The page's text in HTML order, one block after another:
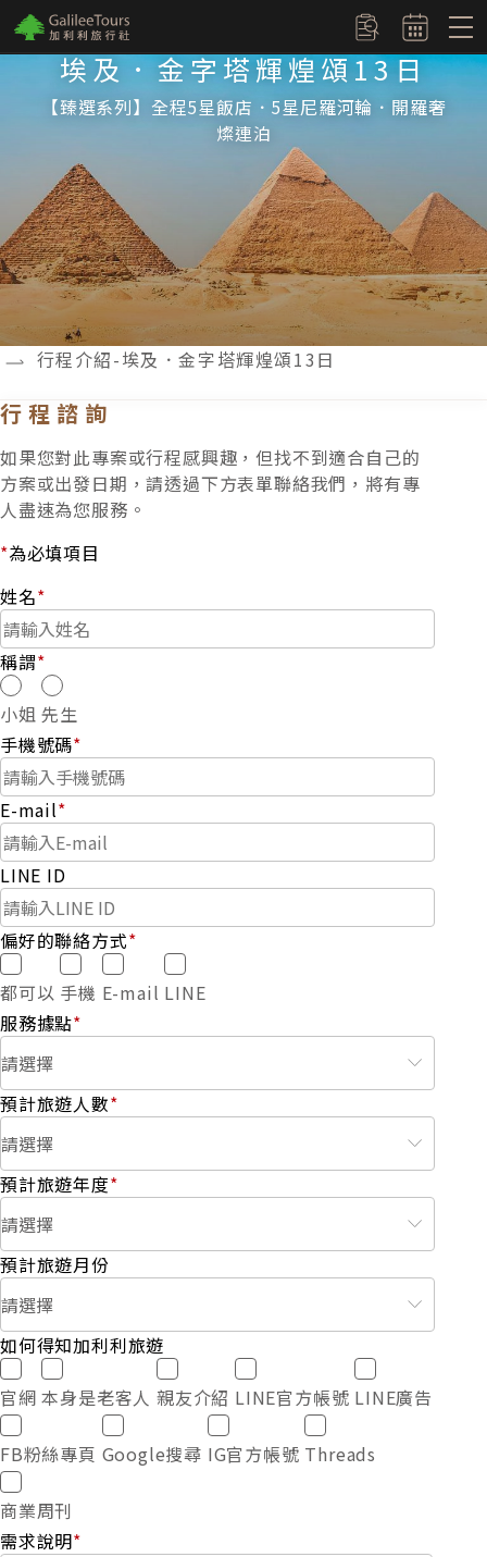
logo 訂單查詢
埃及．金字塔輝煌頌13日
【臻選系列】全程5星飯店．5星尼羅河輪．開羅奢
燦連泊
行程介紹-埃及．金字塔輝煌頌13日
行程諮詢
如果您對此專案或行程感興趣，但找不到適合自己的
方案或出發日期，請透過下方表單聯絡我們，將有專
人盡速為您服務。
*為必填項目
姓名*
稱謂*
小姐 先生
手機號碼*
E-mail*
LINE ID
偏好的聯絡方式*
都可以 手機 E-mail LINE
服務據點*
預計旅遊人數*
預計旅遊年度*
預計旅遊月份
如何得知加利利旅遊
官網 本身是老客人 親友介紹 LINE官方帳號 LINE廣告
FB粉絲專頁 Google搜尋 IG官方帳號 Threads
商業周刊
需求說明*